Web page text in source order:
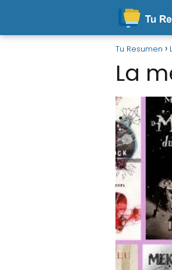
Tu Resumen
La